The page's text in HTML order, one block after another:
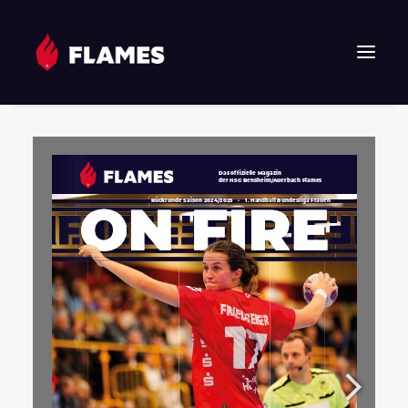
FLAMES
JUNIOR FLAMES
JUGEND
VEREIN
SPONSOREN & PARTNER
FAN-SHOP
TICKETS
EHF